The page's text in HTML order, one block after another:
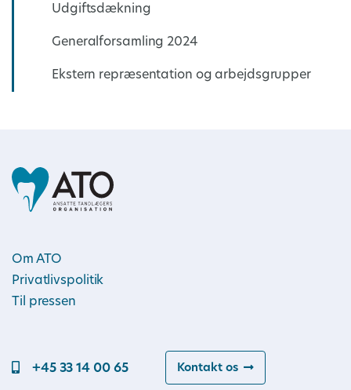
Udgiftsdækning
Generalforsamling 2024
Ekstern repræsentation og arbejdsgrupper
Om ATO
Privatlivspolitik
Til pressen
+45 33 14 00 65 Kontakt os